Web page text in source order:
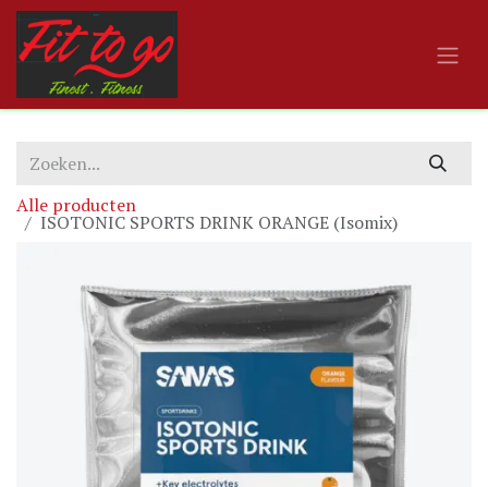
Overslaan naar inhoud
Alle producten
ISOTONIC SPORTS DRINK ORANGE (Isomix)